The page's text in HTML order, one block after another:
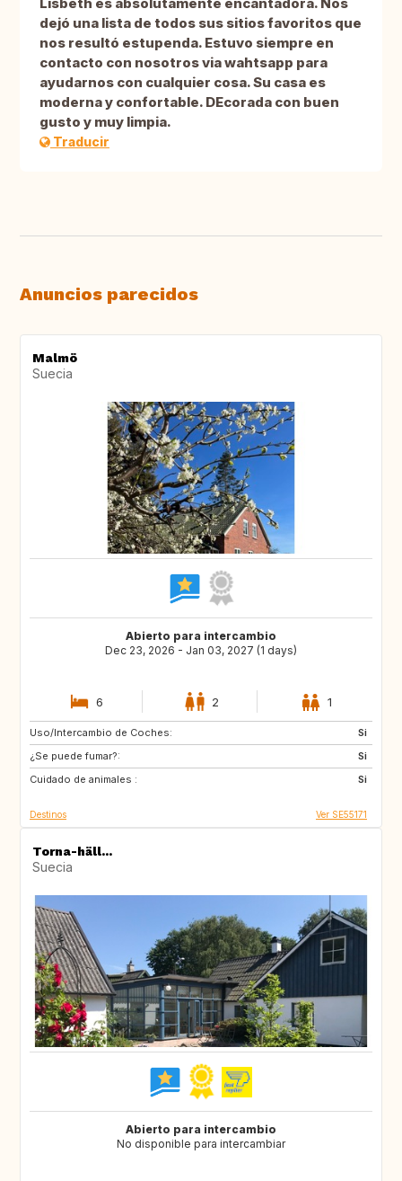
Lisbeth es absolutamente encantadora. Nos
dejó una lista de todos sus sitios favoritos que
nos resultó estupenda. Estuvo siempre en
contacto con nosotros via wahtsapp para
ayudarnos con cualquier cosa. Su casa es
moderna y confortable. DEcorada con buen
gusto y muy limpia.
Traducir
Anuncios parecidos
Malmö
Suecia
Abierto para intercambio
Dec 23, 2026 - Jan 03, 2027 (1 days)
6 2 1
Uso/Intercambio de Coches:
Si
¿Se puede fumar?:
Si
Cuidado de animales :
Si
SE
DE
GB
Destinos Ver SE55171
Torna-häll...
Suecia
Abierto para intercambio
No disponible para intercambiar